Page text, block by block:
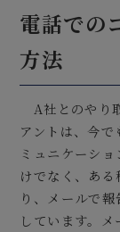
電話での
方法
A社とのやり
アントは、今
ミュニケーシ
けでなく、あ
り、メールで
しています。